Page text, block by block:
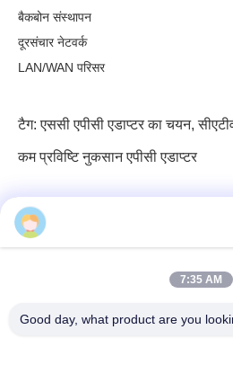
बैकबोन संस्थापन
दूरसंचार नेटवर्क
LAN/WAN परिसर
टैग:एससी एपीसी एडाप्टर का चयन,
कम प्रविष्टि नुकसान एपीसी एडाप्टर
3F, ब्लॉक #7, जीएस पार्क, वुहे
ईमेल:
7:35 AM
Good day, what product are you